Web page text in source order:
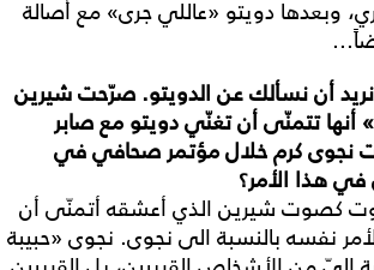
وبعدها دويتو «عاللي جرى» مع أصالة
أن نسألك عن الدويتو. صرّحت شيرين
أنها تتمنّى أن تغنّي دويتو مع صابر
نجوى كرم خلال مؤتمر صحافي في
هذا الأمر؟
كصوت شيرين الذي أعشقه أتمنّى أن
نفسه بالنسبة الى نجوى. نجوى «حبيبة